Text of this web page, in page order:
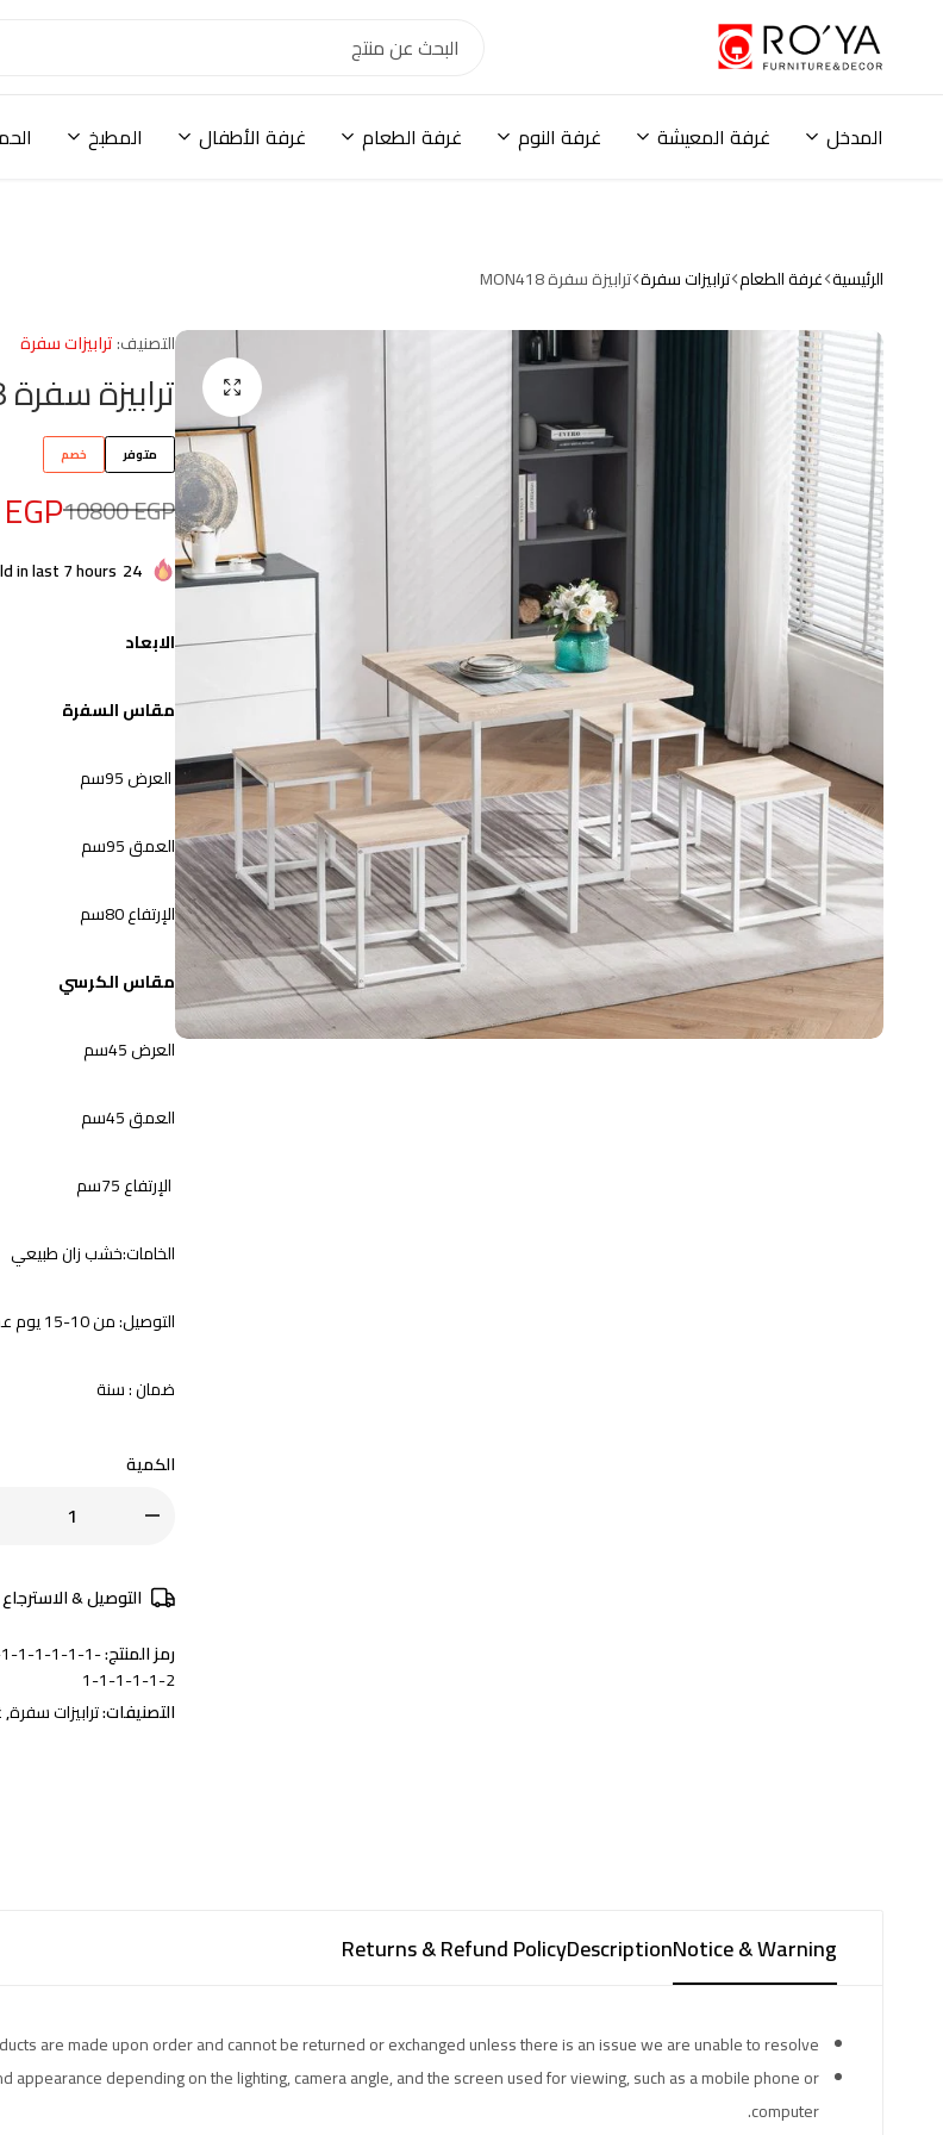
ودواليب
وكنب
وحلول
عصرية
المدخل غرفة المعيشة غرفة النوم غرفة الطعام غرفة الأطفال المطبخ
الرئيسية غرفة الطعام ترابيزات سفرة ترابيزة سفرة MON418
التصنيف:ترابيزات سفرة
ترابيزة سفرة MON418
متوفر خصم
10800EGP
EGP
24
in last 7 hours
الابعاد
مقاس السفرة
العرض 95سم
العمق 95سم
الإرتفاع 80سم
مقاس الكرسي
العرض 45سم
العمق 45سم
الإرتفاع 75سم
الخامات:خشب زان طبيعي
التوصيل: من 10-15 يوم عمل
ضمان : سنة
الكمية
التوصيل & الاسترجاع
رمز المنتج:1-1-1-1-1-
1-1-1-1-1-2
التصنيفات:ترابيزات سفرة,
Notice & Warning
Description
Returns & Refund Policy
are made upon order and cannot be returned or exchanged unless there is an issue we are unable to resolve.
appearance depending on the lighting, camera angle, and the screen used for viewing, such as a mobile phone or
computer.